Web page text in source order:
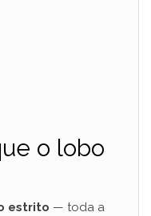
o lobo
estrito — toda a